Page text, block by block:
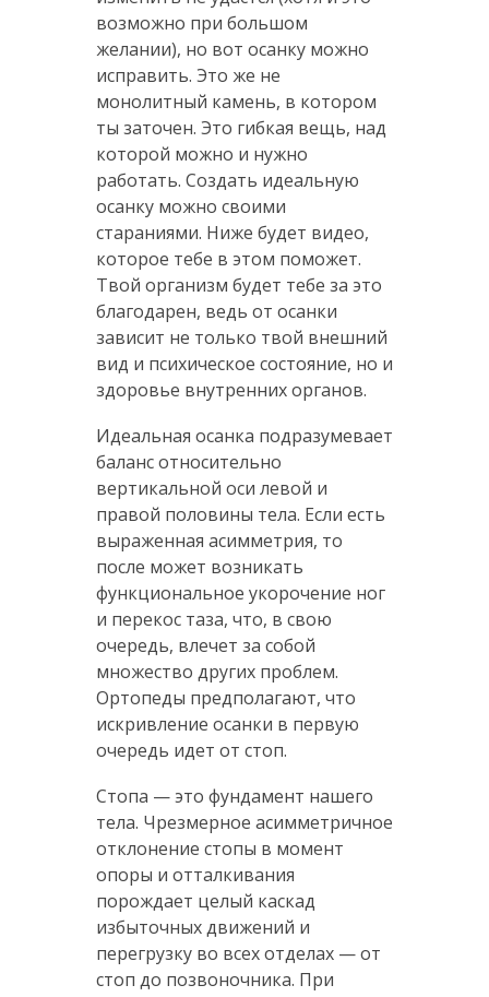
возможно при большом
желании), но вот осанку можно
исправить. Это же не
монолитный камень, в котором
ты заточен. Это гибкая вещь, над
которой можно и нужно
работать. Создать идеальную
осанку можно своими
стараниями. Ниже будет видео,
которое тебе в этом поможет.
Твой организм будет тебе за это
благодарен, ведь от осанки
зависит не только твой внешний
вид и психическое состояние, но и
здоровье внутренних органов.
Идеальная осанка подразумевает
баланс относительно
вертикальной оси левой и
правой половины тела. Если есть
выраженная асимметрия, то
после может возникать
функциональное укорочение ног
и перекос таза, что, в свою
очередь, влечет за собой
множество других проблем.
Ортопеды предполагают, что
искривление осанки в первую
очередь идет от стоп.
Стопа — это фундамент нашего
тела. Чрезмерное асимметричное
отклонение стопы в момент
опоры и отталкивания
порождает целый каскад
избыточных движений и
перегрузку во всех отделах — от
стоп до позвоночника. При